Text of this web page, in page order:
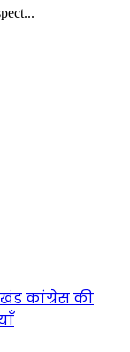
कांग्रेस की